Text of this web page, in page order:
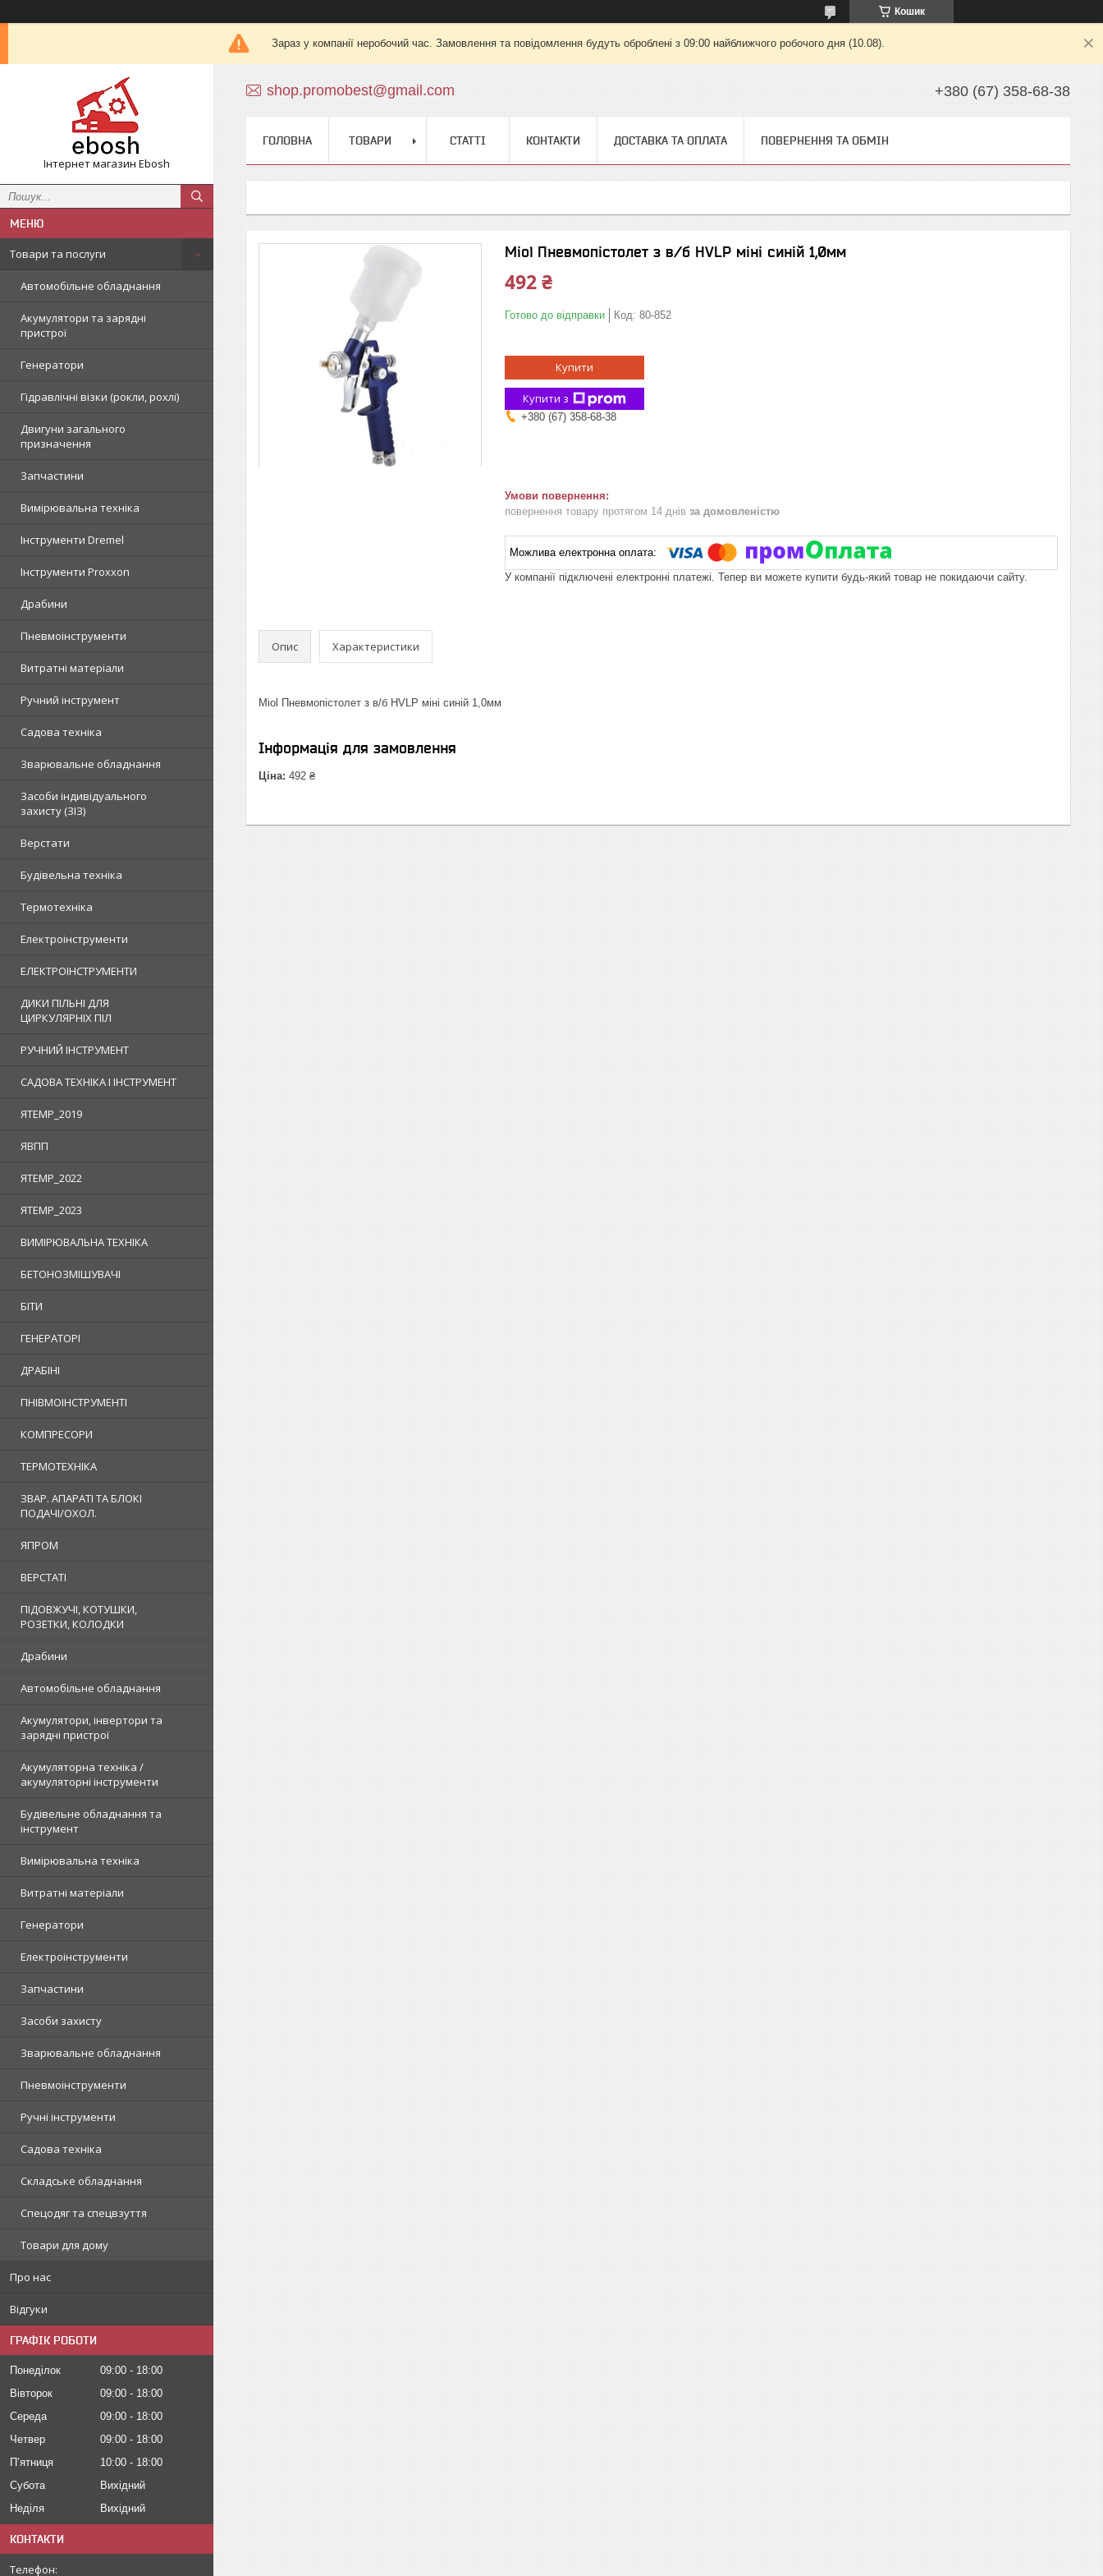
Кошик
Зараз у компанії неробочий час. Замовлення та повідомлення будуть оброблені з 09:00 найближчого робочого дня (10.08).
Інтернет магазин Ebosh
Товари та послуги
Автомобільне обладнання
Акумулятори та зарядні
пристрої
Генератори
Гідравлічні візки (рокли, рохлі)
Двигуни загального
призначення
Запчастини
Вимірювальна техніка
Інструменти Dremel
Інструменти Proxxon
Драбини
Пневмоінструменти
Витратні матеріали
Ручний інструмент
Садова техніка
Зварювальне обладнання
Засоби індивідуального
захисту (ЗІЗ)
Верстати
Будівельна техніка
Термотехніка
Електроінструменти
ЕЛЕКТРОІНСТРУМЕНТИ
ДИКИ ПІЛЬНІ ДЛЯ
ЦИРКУЛЯРНІХ ПІЛ
РУЧНИЙ ІНСТРУМЕНТ
САДОВА ТЕХНІКА І ІНСТРУМЕНТ
ЯTEMP_2019
ЯВПП
ЯTEMP_2022
ЯTEMP_2023
ВИМІРЮВАЛЬНА ТЕХНІКА
БЕТОНОЗМІШУВАЧІ
БІТИ
ГЕНЕРАТОРІ
ДРАБІНІ
ПНІВМОІНСТРУМЕНТІ
КОМПРЕСОРИ
ТЕРМОТЕХНІКА
ЗВАР. АПАРАТІ ТА БЛОКІ
ПОДАЧІ/ОХОЛ.
ЯПРОМ
ВЕРСТАТІ
ПІДОВЖУЧІ, КОТУШКИ,
РОЗЕТКИ, КОЛОДКИ
Драбини
Автомобільне обладнання
Акумулятори, інвертори та
зарядні пристрої
Акумуляторна техніка /
акумуляторні інструменти
Будівельне обладнання та
інструмент
Вимірювальна техніка
Витратні матеріали
Генератори
Електроінструменти
Запчастини
Засоби захисту
Зварювальне обладнання
Пневмоінструменти
Ручні інструменти
Садова техніка
Складське обладнання
Спецодяг та спецвзуття
Товари для дому
Про нас
Відгуки
ГРАФІК РОБОТИ
Понеділок 09:00
18:00
Вівторок
09:00
18:00
Середа
09:00
18:00
Четвер
09:00
18:00
Пʼятниця
10:00
18:00
Субота
Вихідний
Неділя
Вихідний
КОНТАКТИ
shop.promobest@gmail.com +380 (67) 358-68-38
ГОЛОВНА ТОВАРИ СТАТТІ КОНТАКТИ ДОСТАВКА ТА ОПЛАТА ПОВЕРНЕННЯ ТА ОБМІН
Miol Пневмопістолет з в/б HVLP міні синій 1,0мм
492 ₴
Готово до відправки Код: 80-852
Купити
Купити з
+380 (67) 358-68-38
повернення товару протягом 14 днів за домовленістю
У компанії підключені електронні платежі. Тепер ви можете купити будь-який товар не покидаючи сайту.
Опис Характеристики
Miol Пневмопістолет з в/б HVLP міні синій 1,0мм
Інформація для замовлення
Ціна: 492 ₴